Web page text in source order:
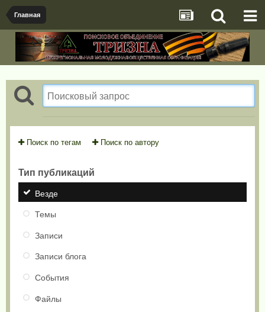
Главная
Поиск по тегам Поиск по автору
Тип публикаций
Везде
Темы
Записи
Записи блога
События
Файлы